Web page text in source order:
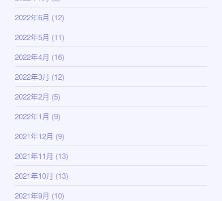
2022年6月 (12)
2022年5月 (11)
2022年4月 (16)
2022年3月 (12)
2022年2月 (5)
2022年1月 (9)
2021年12月 (9)
2021年11月 (13)
2021年10月 (13)
2021年9月 (10)